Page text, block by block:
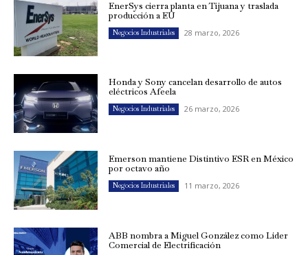
EnerSys cierra planta en Tijuana y traslada
producción a EU
Negocios Industriales 28 marzo, 2026
Honda y Sony cancelan desarrollo de autos
eléctricos Afeela
Negocios Industriales 26 marzo, 2026
Emerson mantiene Distintivo ESR en México
por octavo año
Negocios Industriales 11 marzo, 2026
ABB nombra a Miguel González como Líder
Comercial de Electrificación